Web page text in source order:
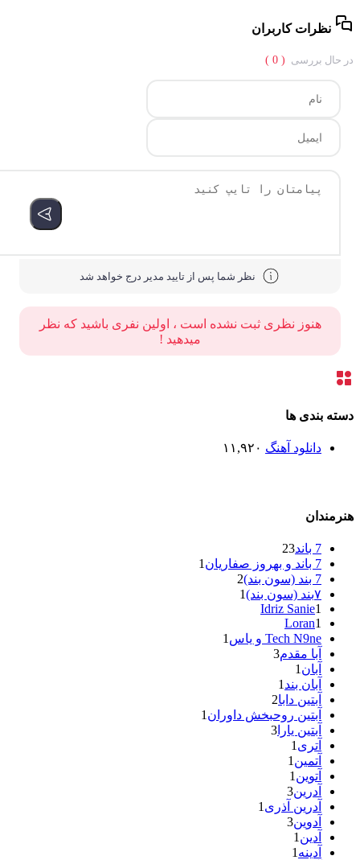
نظرات کاربران
حال بررسی ( 0 )
نظر شما پس از تایید مدیر درج خواهد شد
هنوز نظری ثبت نشده است ، اولین نفری باشید که نظر
میدهید !
بندی ها
دانلود آهنگ ۱۱,۹۲۰
7 باند
23
7 باند و بهروز صفاریان
1
7 بند (سون بند)
2
۷بند (سون بند)
1
Idriz Sanie1
Loran1
Tech N9ne و یاس
1
آبا مقدم3
آبان
1
آبان بند 1
آبتین دابا 2
آبتین روحبخش داوران1
آبتین یارا 3
آتری1
آتمین1
آتوین1
آدرین3
آدرین آذری1
آدوین3
آدین1
آدینه1